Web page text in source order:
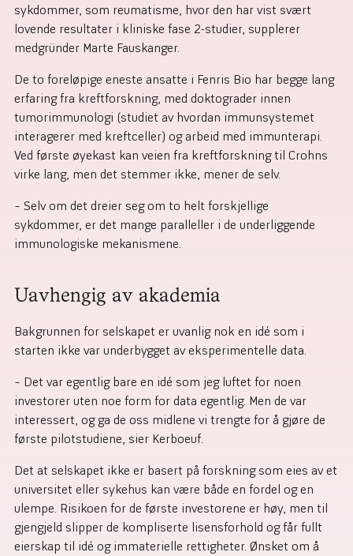
sykdommer, som reumatisme, hvor den har vist svært
lovende resultater i kliniske fase 2-studier, supplerer
medgründer Marte Fauskanger.
De to foreløpige eneste ansatte i Fenris Bio har begge lang
erfaring fra kreftforskning, med doktograder innen
tumorimmunologi (studiet av hvordan immunsystemet
interagerer med kreftceller) og arbeid med immunterapi.
Ved første øyekast kan veien fra kreftforskning til Crohns
virke lang, men det stemmer ikke, mener de selv.
– Selv om det dreier seg om to helt forskjellige
sykdommer, er det mange paralleller i de underliggende
immunologiske mekanismene.
Uavhengig av akademia
Bakgrunnen for selskapet er uvanlig nok en idé som i
starten ikke var underbygget av eksperimentelle data.
– Det var egentlig bare en idé som jeg luftet for noen
investorer uten noe form for data egentlig. Men de var
interessert, og ga de oss midlene vi trengte for å gjøre de
første pilotstudiene, sier Kerboeuf.
Det at selskapet ikke er basert på forskning som eies av et
universitet eller sykehus kan være både en fordel og en
ulempe. Risikoen for de første investorene er høy, men til
gjengjeld slipper de kompliserte lisensforhold og får fullt
eierskap til idé og immaterielle rettigheter. Ønsket om å